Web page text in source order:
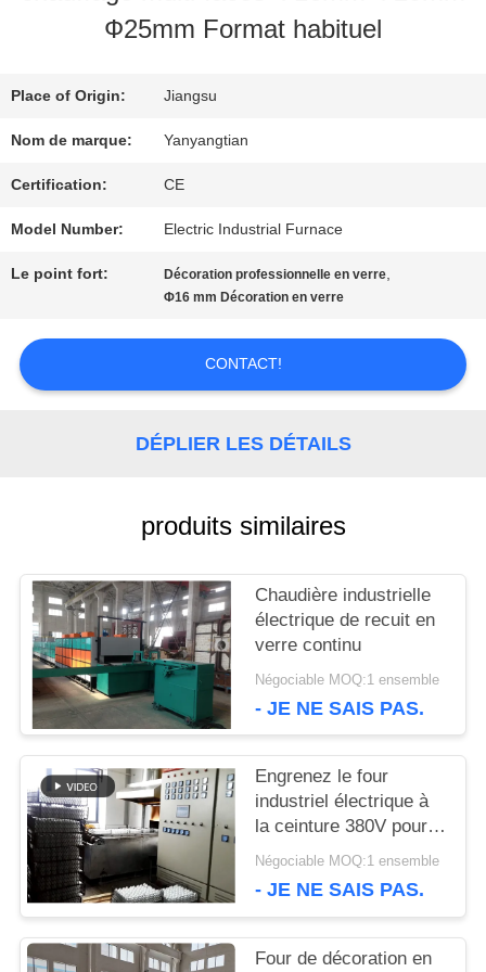
PROPOS
NOUS
VISITE
DE
L'USINE
CONTRÔLE
DE
NOUVELLES
LES
AFFAIRES
DEMANDEZ
UN DEVIS
PLAN
DU
Ф25mm Format habituel
Place of Origin: Jiangsu
Nom de marque: Yanyangtian
Certification: CE
Model Number: Electric Industrial Furnace
Le point fort: Décoration professionnelle en verre,
Φ16 mm Décoration en verre
CONTACT!
DÉPLIER LES DÉTAILS
produits similaires
Chaudière industrielle
électrique de recuit en
verre continu
Négociable MOQ:1 ensemble
- JE NE SAIS PAS.
Engrenez le four
industriel électrique à
la ceinture 380V pour
le verre de recuit
Négociable MOQ:1 ensemble
- JE NE SAIS PAS.
Four de décoration en